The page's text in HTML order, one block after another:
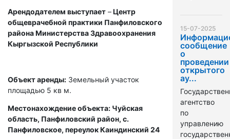
Арендодателем выступает –Центр
общеврачебной практики Панфиловского
района Министерства Здравоохранения
Кыргызской Республики
Объект аренды: Земельный участок
площадью 5 кв м.
Местонахождение объекта: Чуйская
область, Панфиловский район, с.
Панфиловское, переулок Каиндинский 24
15-07-2025
сообщение
о
проведении
открытого
ау...
агентство
по
управлению